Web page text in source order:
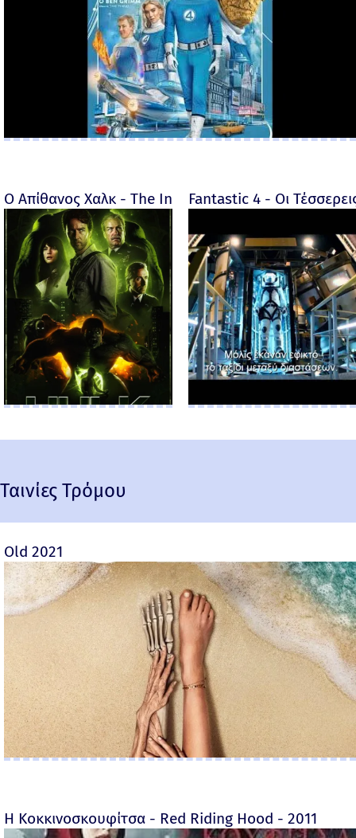
Ο Απίθανος Χαλκ - The Incredible Hulk - 2008
Fantastic 4 - Οι
Ταινίες Τρόμου
Old 2021
Η Κοκκινοσκουφίτσα - Red Riding Hood - 2011